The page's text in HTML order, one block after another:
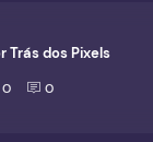
Trás dos Pixels
0 0